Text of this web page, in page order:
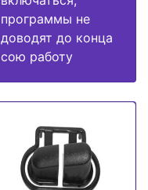
программы не
доводят до конца
сою работу